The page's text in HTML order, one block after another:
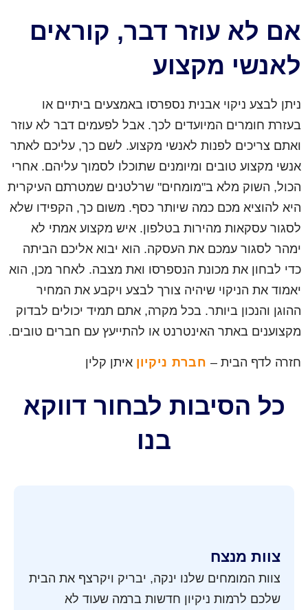
אם לא עוזר דבר, קוראים
לאנשי מקצוע
ניתן לבצע ניקוי אבנית נספרסו באמצעים ביתיים או
בעזרת חומרים המיועדים לכך. אבל לפעמים דבר לא עוזר
ואתם צריכים לפנות לאנשי מקצוע. לשם כך, עליכם לאתר
אנשי מקצוע טובים ומיומנים שתוכלו לסמוך עליהם. אחרי
הכול, השוק מלא ב"מומחים" שרלטנים שמטרתם העיקרית
היא להוציא מכם כמה שיותר כסף. משום כך, הקפידו שלא
לסגור עסקאות מהירות בטלפון. איש מקצוע אמתי לא
ימהר לסגור עמכם את העסקה. הוא יבוא אליכם הביתה
כדי לבחון את מכונת הנספרסו ואת מצבה. לאחר מכן, הוא
יאמוד את הניקוי שיהיה צורך לבצע ויקבע את המחיר
ההוגן והנכון ביותר. בכל מקרה, אתם תמיד יכולים לבדוק
מקצוענים באתר האינטרנט או להתייעץ עם חברים טובים.
חזרה לדף הבית – חברת ניקיון איתן קלין
כל הסיבות לבחור דווקא
בנו
צוות מנצח
צוות המומחים שלנו ינקה, יבריק ויקרצף את הבית
שלכם לרמות ניקיון חדשות ברמה שעוד לא